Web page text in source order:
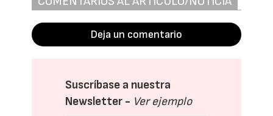
Deja un comentario
Suscríbase a nuestra
Newsletter - Ver ejemplo